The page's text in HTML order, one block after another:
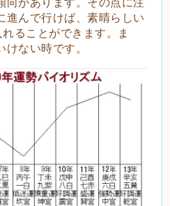
進んで行けば、素晴らしい
ることができます。ま
ない時です。